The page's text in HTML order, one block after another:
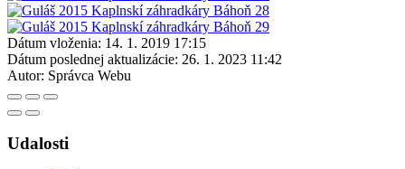
Dátum vloženia: 14. 1. 2019 17:15
Dátum poslednej aktualizácie: 26. 1. 2023 11:42
Autor: Správca Webu
Udalosti